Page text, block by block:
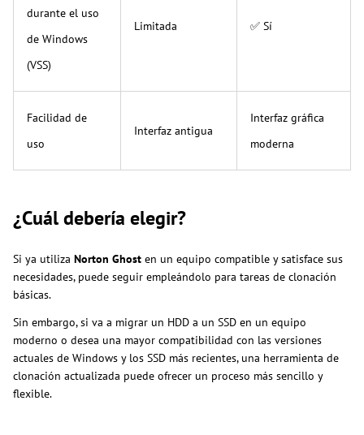
durante el uso
de Windows
(VSS)
Limitada ✅ Sí
Facilidad de
uso
Interfaz antigua
Interfaz gráfica
moderna
¿Cuál debería elegir?
Si ya utiliza Norton Ghost en un equipo compatible y satisface sus
necesidades, puede seguir empleándolo para tareas de clonación
básicas.
Sin embargo, si va a migrar un HDD a un SSD en un equipo
moderno o desea una mayor compatibilidad con las versiones
actuales de Windows y los SSD más recientes, una herramienta de
clonación actualizada puede ofrecer un proceso más sencillo y
flexible.